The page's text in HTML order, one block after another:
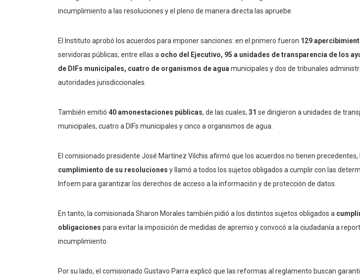
incumplimiento a las resoluciones y el pleno de manera directa las apruebe.
El Instituto aprobó los acuerdos para imponer sanciones: en el primero fueron 129
servidoras públicas, entre ellas a ocho del Ejecutivo, 95 a unidades de transparencia de los
de DIFs municipales, cuatro de organismos de agua municipales y dos de tribunales
autoridades jurisdiccionales.
También emitió 40 amonestaciones públicas, de las cuales, 31 se dirigieron a unidades de
municipales, cuatro a DIFs municipales y cinco a organismos de agua.
El comisionado presidente José Martínez Vilchis afirmó que los acuerdos no tienen precedentes,
cumplimiento de su resoluciones y llamó a todos los sujetos obligados a cumplir con las
Infoem para garantizar los derechos de acceso a la información y de protección de datos.
En tanto, la comisionada Sharon Morales también pidió a los distintos sujetos obligados a
obligaciones para evitar la imposición de medidas de apremio y convocó a la ciudadanía a
incumplimiento.
Por su lado, el comisionado Gustavo Parra explicó que las reformas al reglamento buscan